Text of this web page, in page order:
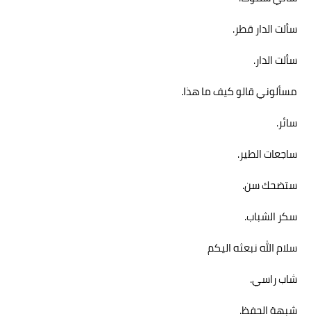
سألت الدار قطر.
سألت الدار.
مسألوني قالو كيف ما هذا.
سائر.
ساجعات الطير.
ستضحك سن.
سكر الشباب.
سلام الله نبعثه اليكم
شاب راسي.
شبهة الحفظ.